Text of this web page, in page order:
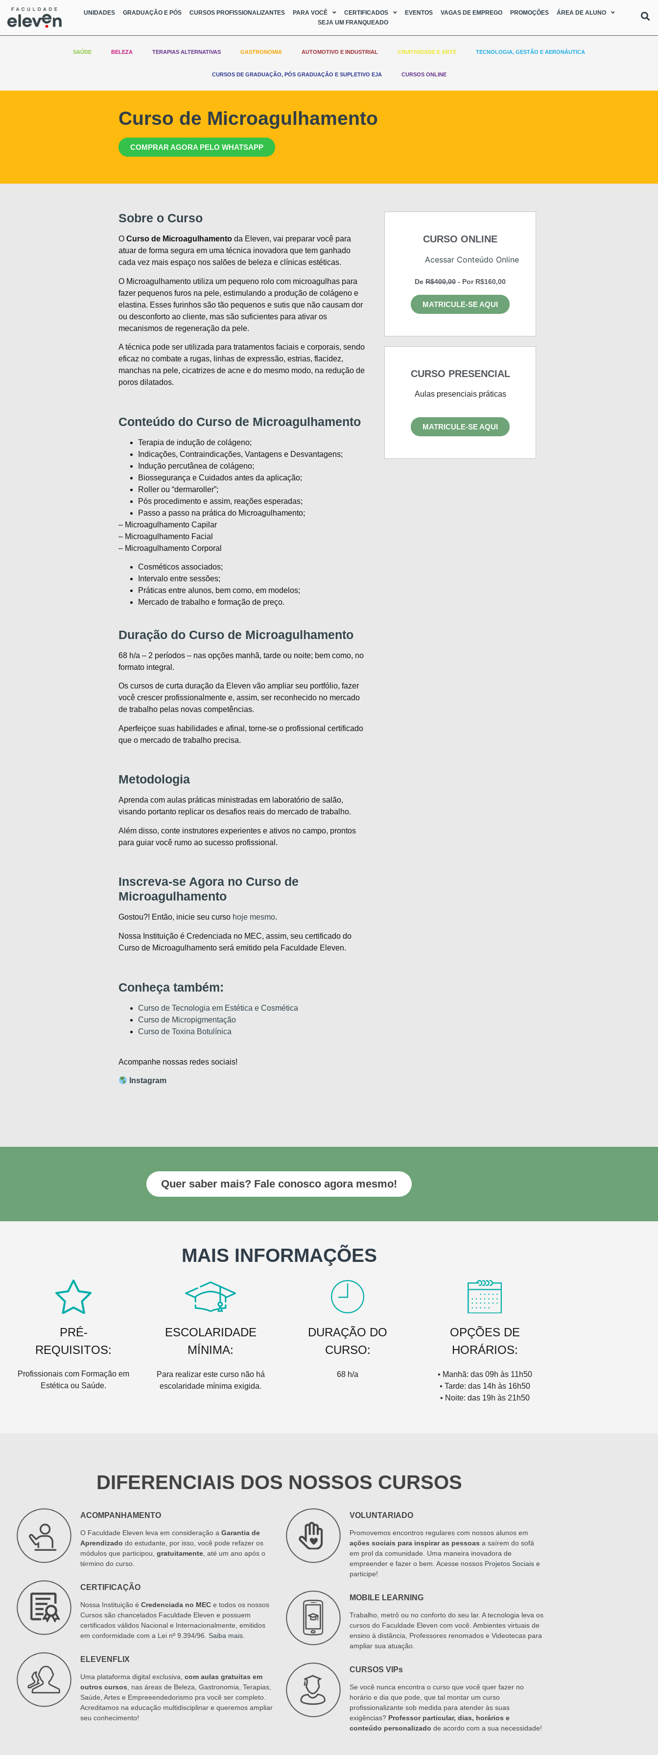
UNIDADES GRADUAÇÃO E PÓS CURSOS PROFISSIONALIZANTES PARA VOCÊ CERTIFICADOS EVENTOS VAGAS DE EMPREGO PROMOÇÕES
ÁREA DE ALUNO
SEJA UM FRANQUEADO
SAÚDE BELEZA TERAPIAS ALTERNATIVAS GASTRONOMIA AUTOMOTIVO E INDUSTRIAL CRIATIVIDADE E ARTE TECNOLOGIA, GESTÃO E AERONÁUTICA
CURSOS DE GRADUAÇÃO, PÓS GRADUAÇÃO E SUPLETIVO EJA CURSOS ONLINE
Curso de Microagulhamento
COMPRAR AGORA PELO WHATSAPP
Sobre o Curso
O Curso de Microagulhamento da Eleven, vai preparar você para
atuar de forma segura em uma técnica inovadora que tem ganhado
cada vez mais espaço nos salões de beleza e clínicas estéticas.
O Microagulhamento utiliza um pequeno rolo com microagulhas para
fazer pequenos furos na pele, estimulando a produção de colágeno e
elastina. Esses furinhos são tão pequenos e sutis que não causam dor
ou desconforto ao cliente, mas são suficientes para ativar os
mecanismos de regeneração da pele.
A técnica pode ser utilizada para tratamentos faciais e corporais, sendo
eficaz no combate a rugas, linhas de expressão, estrias, flacidez,
manchas na pele, cicatrizes de acne e do mesmo modo, na redução de
poros dilatados.
Conteúdo do Curso de Microagulhamento
Terapia de indução de colágeno;
Indicações, Contraindicações, Vantagens e Desvantagens;
Indução percutânea de colágeno;
Biossegurança e Cuidados antes da aplicação;
Roller ou “dermaroller”;
Pós procedimento e assim, reações esperadas;
Passo a passo na prática do Microagulhamento;
– Microagulhamento Capilar
– Microagulhamento Facial
– Microagulhamento Corporal
Cosméticos associados;
Intervalo entre sessões;
Práticas entre alunos, bem como, em modelos;
Mercado de trabalho e formação de preço.
Duração do Curso de Microagulhamento
68 h/a – 2 períodos – nas opções manhã, tarde ou noite; bem como, no
formato integral.
Os cursos de curta duração da Eleven vão ampliar seu portfólio, fazer
você crescer profissionalmente e, assim, ser reconhecido no mercado
de trabalho pelas novas competências.
Aperfeiçoe suas habilidades e afinal, torne-se o profissional certificado
que o mercado de trabalho precisa.
Metodologia
Aprenda com aulas práticas ministradas em laboratório de salão,
visando portanto replicar os desafios reais do mercado de trabalho.
Além disso, conte instrutores experientes e ativos no campo, prontos
para guiar você rumo ao sucesso profissional.
Inscreva-se Agora no Curso de
Microagulhamento
Gostou?! Então, inicie seu curso hoje mesmo.
Nossa Instituição é Credenciada no MEC, assim, seu certificado do
Curso de Microagulhamento será emitido pela Faculdade Eleven.
Conheça também:
Curso de Tecnologia em Estética e Cosmética
Curso de Micropigmentação
Curso de Toxina Botulínica
Acompanhe nossas redes sociais!
Instagram
CURSO ONLINE
Acessar Conteúdo Online
DeR$400,00- Por R$160,00
MATRICULE-SE AQUI
CURSO PRESENCIAL
Aulas presenciais práticas
MATRICULE-SE AQUI
Quer saber mais? Fale conosco agora mesmo!
MAIS INFORMAÇÕES
PRÉ-
REQUISITOS:
Profissionais com Formação em
Estética ou Saúde.
ESCOLARIDADE
MÍNIMA:
Para realizar este curso não há
escolaridade mínima exigida.
DURAÇÃO DO
CURSO:
68 h/a
OPÇÕES DE
HORÁRIOS:
• Manhã: das 09h às 11h50
• Tarde: das 14h às 16h50
• Noite: das 19h às 21h50
DIFERENCIAIS DOS NOSSOS CURSOS
ACOMPANHAMENTO
O Faculdade Eleven leva em consideração a Garantia de
Aprendizado do estudante, por isso, você pode refazer os
módulos que participou, gratuitamente, até um ano após o
término do curso.
CERTIFICAÇÃO
Nossa Instituição é Credenciada no MECe todos os nossos
Cursos são chancelados Faculdade Eleven e possuem
certificados válidos Nacional e Internacionalmente, emitidos
em conformidade com a Lei nº 9.394/96. Saiba mais.
ELEVENFLIX
Uma plataforma digital exclusiva, com aulas gratuitas em
outros cursos , nas áreas de Beleza, Gastronomia, Terapias,
Saúde, Artes e Empreeendedorismo pra você ser completo.
Acreditamos na educação multidisciplinar e queremos ampliar
seu conhecimento!
VOLUNTARIADO
Promovemos encontros regulares com nossos alunos em
ações sociais para inspirar as pessoas a saírem do sofá
em prol da comunidade. Uma maneira inovadora de
empreender e fazer o bem. Acesse nossos Projetos Sociaise
participe!
MOBILE LEARNING
Trabalho, metrô ou no conforto do seu lar. A tecnologia leva os
cursos do Faculdade Eleven com você. Ambientes virtuais de
ensino à distância, Professores renomados e Videotecas para
ampliar sua atuação.
CURSOS VIPs
Se você nunca encontra o curso que você quer fazer no
horário e dia que pode, que tal montar um curso
profissionalizante sob medida para atender às suas
exigências? Professor particular, dias, horários e
conteúdo personalizado de acordo com a sua necessidade!